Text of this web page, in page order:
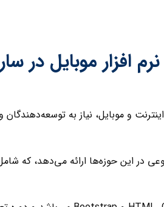
افزار موبایل در
و موبایل، نیاز به توسعه‌دهندگان
در این حوزه‌ها ارائه می‌دهد، که